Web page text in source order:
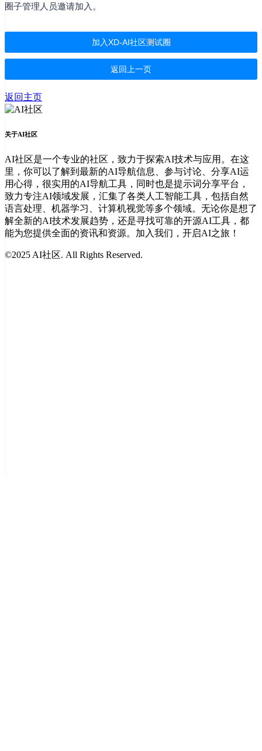
圈子管理人员邀请加入。
加入XD-AI社区测试圈
返回上一页
返回主页
关于AI社区
AI社区是一个专业的社区，致力于探索AI技术与应用。在这
里，你可以了解到最新的AI导航信息、参与讨论、分享AI运
用心得，很实用的AI导航工具，同时也是提示词分享平台，
致力专注AI领域发展，汇集了各类人工智能工具，包括自然
语言处理、机器学习、计算机视觉等多个领域。无论你是想了
解全新的AI技术发展趋势，还是寻找可靠的开源AI工具，都
能为您提供全面的资讯和资源。加入我们，开启AI之旅！
©2025 AI社区. All Rights Reserved.